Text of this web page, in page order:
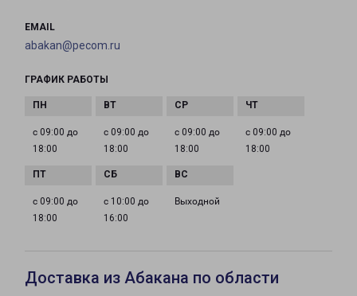
EMAIL
abakan@pecom.ru
ГРАФИК РАБОТЫ
с 09:00 до
18:00
с 09:00 до
18:00
с 09:00 до
18:00
с 09:00 до
18:00
с 09:00 до
18:00
с 10:00 до
16:00
Выходной
Доставка из Абакана по области